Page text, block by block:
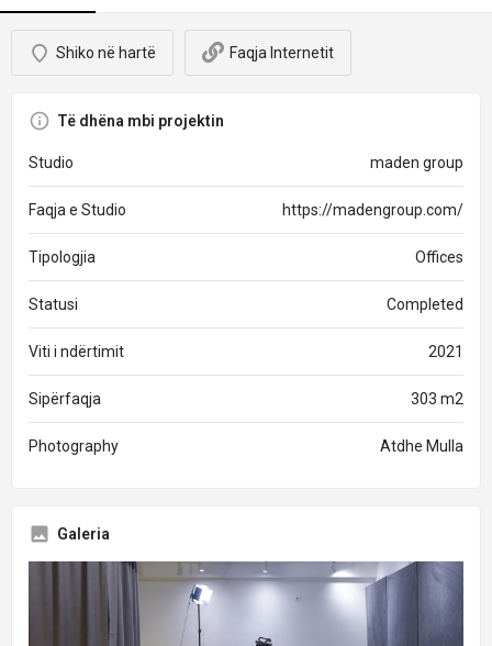
Shiko në hartë Faqja Internetit
Të dhëna mbi projektin
Studio maden group
Faqja e Studio https://madengroup.com/
Tipologjia Offices
Statusi Completed
Viti i ndërtimit 2021
Sipërfaqja 303 m2
Photography Atdhe Mulla
Galeria